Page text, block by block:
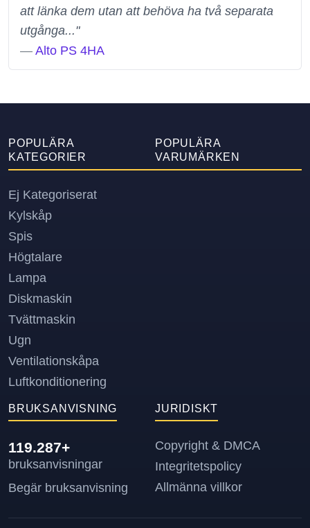
att länka dem utan att behöva ha två separata
utgånga..."
— Alto PS 4HA
POPULÄRA
KATEGORIER
Ej Kategoriserat
Kylskåp
Spis
Högtalare
Lampa
Diskmaskin
Tvättmaskin
Ugn
Ventilationskåpa
Luftkonditionering
POPULÄRA
VARUMÄRKEN
BRUKSANVISNING
119.287+
bruksanvisningar
Begär bruksanvisning
JURIDISKT
Copyright & DMCA
Integritetspolicy
Allmänna villkor